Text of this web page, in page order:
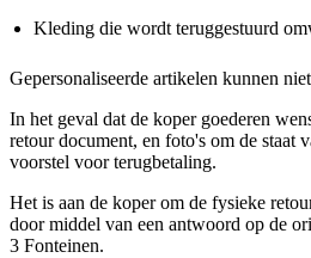
Kleding die wordt teruggestuurd
Gepersonaliseerde artikelen kunnen
In het geval dat de koper goederen
retour document, en foto's om de staat
voorstel voor terugbetaling.
Het is aan de koper om de fysieke
door middel van een antwoord op de
3 Fonteinen.